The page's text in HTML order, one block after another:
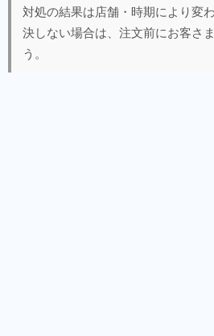
対処の結果は店舗・時期により変
決しない場合は、注文前にお客さ
う。